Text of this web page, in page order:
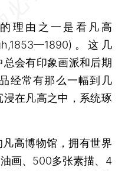
由之一是看凡高
。这几
会有印象画派和后期
经常有那么一幅到几
在凡高之中，系统琢
高博物馆，拥有世界
画、500多张素描、4